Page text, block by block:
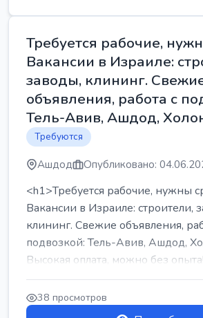
Требуется рабочие,
Вакансии в Израиле:
заводы, клининг.
объявления, работа с
Тель-Авив, Ашдод,
Требуются
Ашдод Опубликовано:
<h1>Требуется рабочие, нужны
Вакансии в Израиле: строители,
клининг. Свежие объявления,
подвозкой: Тель-Авив, Ашдод,
Высокая оплата, можно без
...
38 просмотров